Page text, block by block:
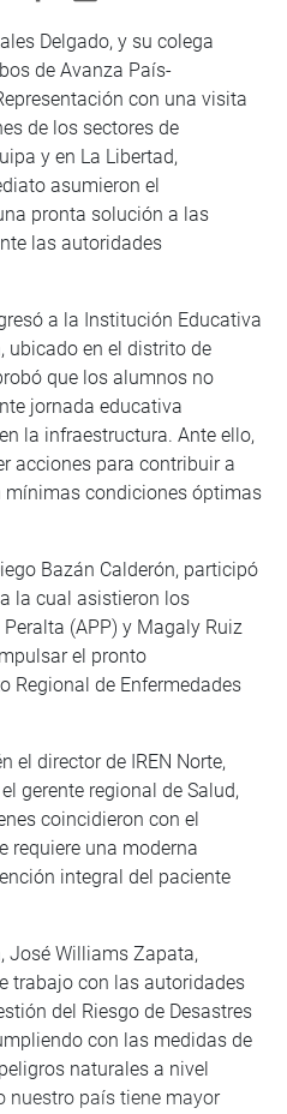
Delgado, y su colega
de Avanza País-
con una visita
de los sectores de
y en La Libertad,
asumieron el
pronta solución a las
las autoridades
a la Institución Educativa
ubicado en el distrito de
que los alumnos no
jornada educativa
la infraestructura. Ante ello,
acciones para contribuir a
mínimas condiciones óptimas
Bazán Calderón, participó
la cual asistieron los
(APP) y Magaly Ruiz
el pronto
Regional de Enfermedades
el director de IREN Norte,
gerente regional de Salud,
coincidieron con el
requiere una moderna
integral del paciente
José Williams Zapata,
trabajo con las autoridades
del Riesgo de Desastres
con las medidas de
naturales a nivel
nuestro país tiene mayor